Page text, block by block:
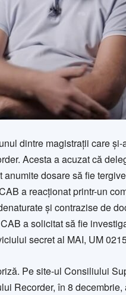
dintre magistrații care
Acesta a acuzat că
dosare să fie
a reacționat printr-un
și contrazise de
a solicitat să fie
secret al MAI, UM
Pe site-ul Consiliului
Recorder, în 8